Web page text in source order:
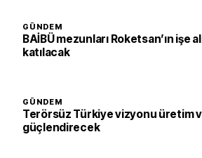
GÜNDEM
BAİBÜ mezunları Roketsan’ın işe
katılacak
GÜNDEM
Terörsüz Türkiye vizyonu üretim
güçlendirecek